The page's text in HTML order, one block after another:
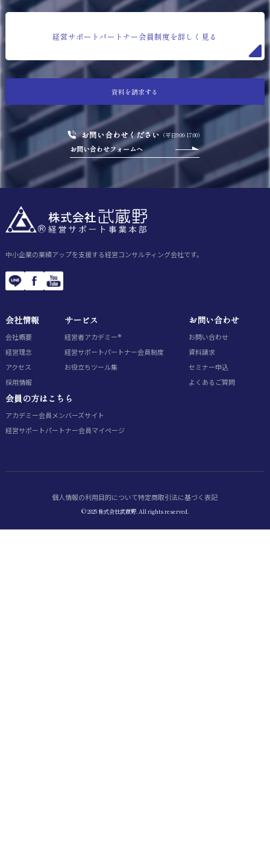
資料を請求する
お問い合わせください （平日9:00-17:00）
お問い合わせフォームへ
経営サポートパートナー会員制度を詳しく見る
中小企業の業績アップを支援する経営コンサルティング会社です。
会社情報
会社概要
経営理念
アクセス
採用情報
サービス
経営者アカデミー®
経営サポートパートナー会員制度
お役立ちツール集
お問い合わせ
お問い合わせ
資料請求
セミナー申込
よくあるご質問
会員の方はこちら
アカデミー会員 メンバーズサイト
経営サポートパートナー会員マイページ
個人情報の利用目的について特定商取引法に基づく表記
© 2025 株式会社武蔵野. All rights reserved.